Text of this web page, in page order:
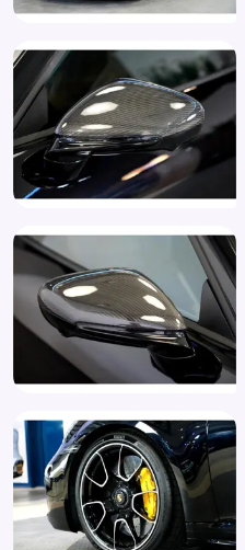
Coming home verlichting
Connected services
Cruise control
DAB
Dagrijverlichting
Dashboard bekleed met
Derde remlicht
Digital radio (QV3)
Dimlichten automatisch
Drive Assist Pack
Drive Modes instelbaar
DSP audio (Digital Sound
Elektrisch bedienbare kap
Elektrisch inklapbare
Elektrisch verstelb.
Elektrisch verstelbare
Elektronische parkeerrem